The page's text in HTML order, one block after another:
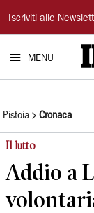
Il
Tirreno
Iscriviti alle
MENU
Pistoia Cronaca
Il lutto
Addio a